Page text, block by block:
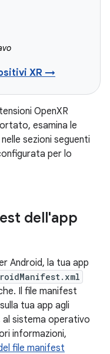
XR →
OpenXR
esamina le
sezioni seguenti
per lo
dell'app
Android, la tua app
Il file manifest
tua app agli
al sistema operativo
informazioni,
file manifest